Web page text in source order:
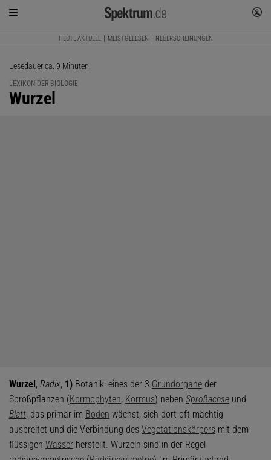
HEUTE AKTUELL MEISTGELESEN NEUERSCHEINUNGEN
Lesedauer ca. 9 Minuten
LEXIKON DER BIOLOGIE
:
Wurzel
Wurzel, Radix, 1) Botanik: eines der 3 Grundorgane der
Sproßpflanzen (Kormophyten, Kormus) neben Sproßachse und
Blatt, das primär im Boden wächst, sich dort oft mächtig
ausbreitet und die Verbindung des Vegetationskörpers mit dem
flüssigen Wasser herstellt. Wurzeln sind in der Regel